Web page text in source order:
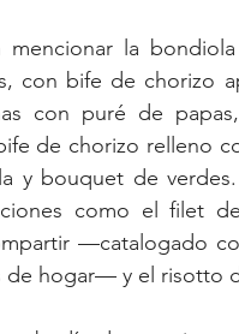
la
con bife de chorizo
con puré de
de chorizo relleno
y bouquet de
como el filet
—catalogado
de hogar— y el risotto